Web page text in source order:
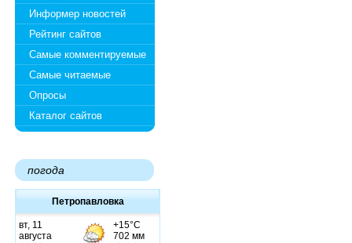
Информер новостей
Рейтинг сайтов
Самые комментируемые
Самые читаемые
Опросы
Каталог сайтов
погода
Петропавловка